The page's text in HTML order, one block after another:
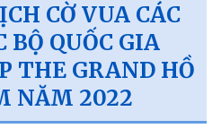
CỜ VUA CÁC
BỘ QUỐC GIA
THE GRAND HỒ
NĂM 2022